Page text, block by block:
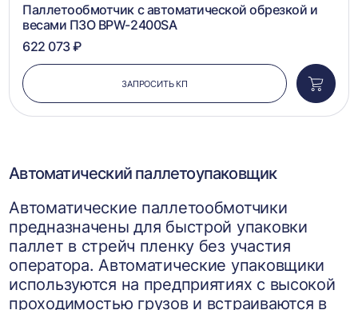
Паллетообмотчик с автоматической обрезкой и
весами ПЗО BPW-2400SA
622 073 ₽
ЗАПРОСИТЬ КП
в
Автоматический паллетоупаковщик
Автоматические паллетообмотчики
предназначены для быстрой упаковки
паллет в стрейч пленку без участия
оператора. Автоматические упаковщики
используются на предприятиях с высокой
проходимостью грузов и встраиваются в